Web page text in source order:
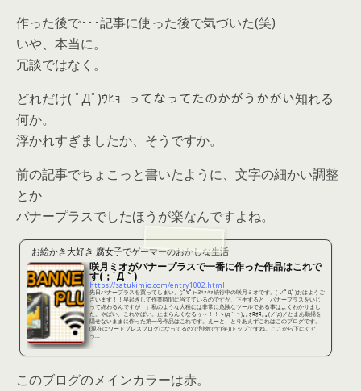
作った後で･･･記事に使った後で気づいた(笑)
いや、本当に。
冗談ではなく。
どれだけ( ﾟДﾟ)ｳﾋｮｰってなってたのかがうかがい知れる
何か。
浮かれすぎましたか、そうですか。
前の記事でちょこっと書いたように、文字の細かい調整
とか
バナープラスでしたほうが楽なんですよね。
お絵かき大好き 腐女子でゲーマーのおかしな生活
咲月ミオがバナープラスで一番に作った作品はこれで
す(；´Д｀)
https://satukimio.com/entry1002.html
先日バナープラスを買ってしまい、(;ﾟ∀ﾟ)=3ﾊｧﾊｧ続行中の咲月ミオです。( ノﾟДﾟ)おはようご
ざいます！！早起きして作業時間に当てているのですが、下手すると「バナープラスをいじ
って終わるんですが！」私のような人種には非常に危険なツールである事はよくわかりまし
た。やばい、これやばい。止まらんくなるぅ～！！ヽ(д｀ヽ)｡｡ｵﾛｵﾛ｡｡(ノ´д)ノとまあ動揺を
隠せないままに作った第一号作品はこれです。えーと、とりあえずこれはこのブログです。
(現在はワードプレスブログになってるので別物です(笑))トップですね。ここから下にぐぐ
っ...
このブログのメインカラーは赤。